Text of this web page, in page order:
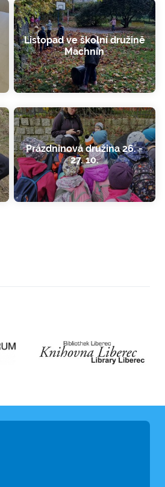
Listopad ve školní družině
Machnín
Prázdninová družina 26. -
27. 10.